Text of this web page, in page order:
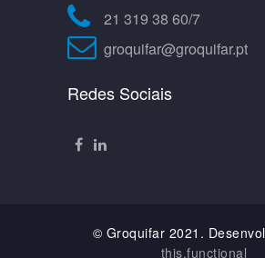
21 319 38 60/7
groquifar@groquifar.pt
Redes Sociais
© Groquifar 2021.
this.functional